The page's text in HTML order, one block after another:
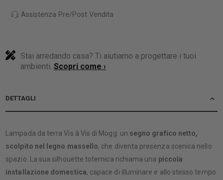
Assistenza Pre/Post Vendita
Stai arredando casa? Ti aiutiamo a progettare i tuoi
ambienti.Scopri come ›
DETTAGLI
Lampada da terra Vis à Vis di Mogg: un segno grafico netto,
scolpito nel legno massello, che diventa presenza scenica nello
spazio. La sua silhouette totemica richiama una piccola
installazione domestica, capace di illuminare e allo stesso tempo